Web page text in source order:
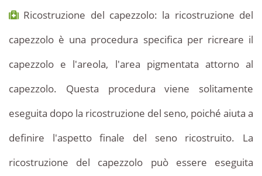
Ricostruzione del capezzolo: la ricostruzione del
capezzolo è una procedura specifica per ricreare il
capezzolo e l'areola, l'area pigmentata attorno al
capezzolo. Questa procedura viene solitamente
eseguita dopo la ricostruzione del seno, poiché aiuta a
definire l'aspetto finale del seno ricostruito. La
ricostruzione del capezzolo può essere eseguita